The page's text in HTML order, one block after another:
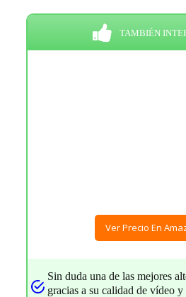
TAMBIÉN
Ver Precio En
Sin duda una de las mejores
gracias a su calidad de vídeo y